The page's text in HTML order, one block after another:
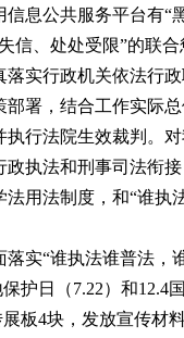
息公共服务平台有
信、处处受限”的联
落实行政机关依法行
署，结合工作实际
行法院生效裁判。
执法和刑事司法衔
法用法制度，和“谁执
实“谁执法谁普法
护日（7.22）和12.4
板4块，发放宣传材